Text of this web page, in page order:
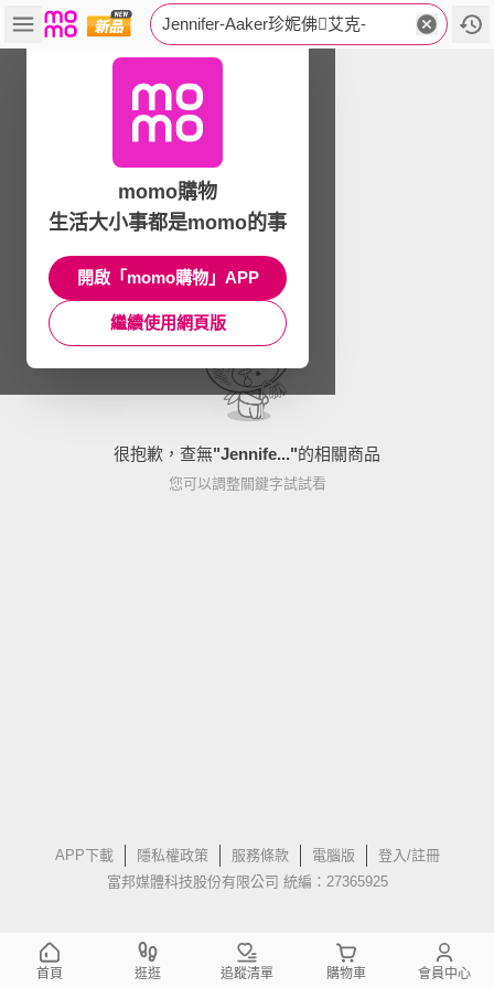
Jennifer-Aaker珍妮佛艾克-
很抱歉，查無"Jennife..."的相關商品
您可以調整關鍵字試試看
APP下載 隱私權政策 服務條款 電腦版
登入/註冊
富邦媒體科技股份有限公司 統編：27365925
momo購物
生活大小事都是momo的事
開啟「momo購物」APP
繼續使用網頁版
首頁 逛逛 追蹤清單 購物車 會員中心